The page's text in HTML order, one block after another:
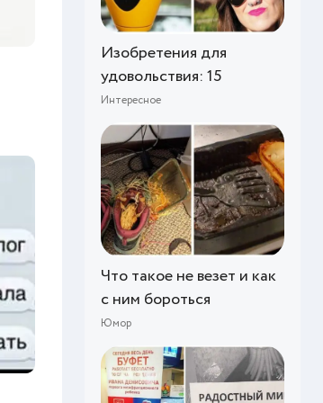
Изобретения для
удовольствия: 15
Интересное
Что такое не везет и как
с ним бороться
Юмор